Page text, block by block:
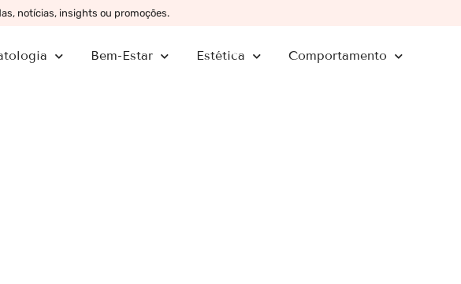
notícias, insights ou promoções.
Bem-Estar Estética Comportamento